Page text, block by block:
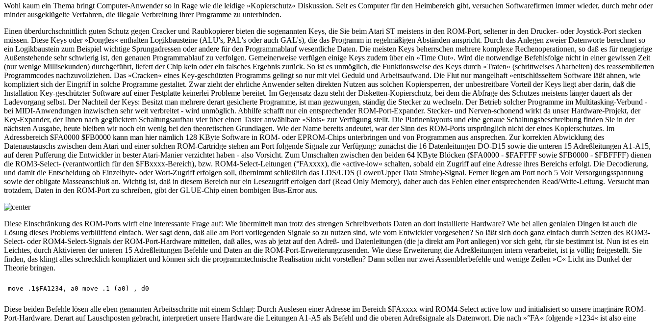
Wohl kaum ein Thema bringt Computer-Anwender so in Rage wie die leidige »Kopierschutz« Diskussion. Seit es Computer für den Heimbereich gibt, versuchen Softwarefirmen immer wieder, durch mehr oder
minder ausgeklügelte Verfahren, die illegale Verbreitung ihrer Programme zu unterbinden.
Einen überdurchschnittlich guten Schutz gegen Cracker und Raubkopierer bieten die sogenannten Keys, die Sie beim Atari ST meistens in den ROM-Port, seltener in den Drucker- oder Joystick-Port stecken
müssen. Diese Keys oder »Dongles« enthalten Logikbausteine (ALU's, PAL's oder auch GAL's), die das Programm in regelmäßigen Abständen anspricht. Durch das Anlegen zweier Datenworte berechnet so
ein Logikbaustein zum Beispiel wichtige Sprungadressen oder andere für den Programmablauf wesentliche Daten. Die meisten Keys beherrschen mehrere komplexe Rechenoperationen, so daß es für neugierige
Außenstehende sehr schwierig ist, den genauen Programmablauf zu verfolgen. Gemeinerweise verfügen einige Keys zudem über ein »Time Out«. Wird die notwendige Befehlsfolge nicht in einer gewissen Zeit
(nur wenige Millisekunden) durchgeführt, liefert der Chip kein oder ein falsches Ergebnis zurück. So ist es unmöglich, die Funktionsweise des Keys durch »Traten« (schrittweises Abarbeiten) des reassemblierten
Programmcodes nachzuvollziehen. Das »Cracken« eines Key-geschützten Programms gelingt so nur mit viel Geduld und Arbeitsaufwand. Die Flut nur mangelhaft »entschlüsseltem Software läßt ahnen, wie
kompliziert sich der Eingriff in solche Programme gestaltet. Zwar zieht der ehrliche Anwender selten direkten Nutzen aus solchen Kopiersperren, der unbestreitbare Vorteil der Keys liegt aber darin, daß die
Installation Key-geschützter Software auf einer Festplatte keinerlei Probleme bereitet. Im Gegensatz dazu steht der Disketten-Kopierschutz, bei dem die Abfrage des Schutzes meistens länger dauert als der
Ladevorgang selbst. Der Nachteil der Keys: Besitzt man mehrere derart gesicherte Programme, ist man gezwungen, ständig die Stecker zu wechseln. Der Betrieb solcher Programme im Multitasking-Verbund -
bei MIDI-Anwendungen inzwischen sehr weit verbreitet - wird unmöglich. Abhilfe schafft nur ein entsprechender ROM-Port-Expander. Stecker- und Nerven-schonend wirkt da unser Hardware-Projekt, der
Key-Expander, der Ihnen nach geglücktem Schaltungsaufbau vier über einen Taster anwählbare »Slots« zur Verfügung stellt. Die Platinenlayouts und eine genaue Schaltungsbeschreibung finden Sie in der
nächsten Ausgabe, heute bleiben wir noch ein wenig bei den theoretischen Grundlagen. Wie der Name bereits andeutet, war der Sinn des ROM-Ports ursprünglich nicht der eines Kopierschutzes. Im
Adressbereich $FA0000 $FB0000 kann man hier nämlich 128 KByte Software in ROM- oder EPROM-Chips unterbringen und von Programmen aus ansprechen. Zur korrekten Abwicklung des
Datenaustauschs zwischen dem Atari und einer solchen ROM-Cartridge stehen am Port folgende Signale zur Verfügung: zunächst die 16 Datenleitungen DO-D15 sowie die unteren 15 Adreßleitungen A1-A15,
auf deren Pufferung die Entwickler in bester Atari-Manier verzichtet haben - also Vorsicht. Zum Umschalten zwischen den beiden 64 KByte Blöcken ($FA0000 - $FAFFFF sowie $FB0000 - $FBFFFF) dienen
die ROM3-Select- (verantwortlich für den $FBxxxx-Bereich), bzw. ROM4-Select-Leitungen (°FAxxxx), die »active-low« schalten, sobald ein Zugriff auf eine Adresse ihres Bereichs erfolgt. Die Decodierung,
und damit die Entscheidung ob Einzelbyte- oder Wort-Zugriff erfolgen soll, übernimmt schließlich das LDS/UDS (Lower/Upper Data Strobe)-Signal. Ferner liegen am Port noch 5 Volt Versorgungsspannung
sowie der obligate Masseanschluß an. Wichtig ist, daß in diesem Bereich nur ein Lesezugriff erfolgen darf (Read Only Memory), daher auch das Fehlen einer entsprechenden Read/Write-Leitung. Versucht man
trotzdem, Daten in den ROM-Port zu schreiben, gibt der GLUE-Chip einen bombigen Bus-Error aus.
Diese Einschränkung des ROM-Ports wirft eine interessante Frage auf: Wie übermittelt man trotz des strengen Schreibverbots Daten an dort installierte Hardware? Wie bei allen genialen Dingen ist auch die
Lösung dieses Problems verblüffend einfach. Wer sagt denn, daß alle am Port vorliegenden Signale so zu nutzen sind, wie vom Entwickler vorgesehen? So läßt sich doch ganz einfach durch Setzen des ROM3-
Select- oder ROM4-Select-Signals der ROM-Port-Hardware mitteilen, daß alles, was ab jetzt auf den Adreß- und Datenleitungen (die ja direkt am Port anliegen) vor sich geht, für sie bestimmt ist. Nun ist es ein
Leichtes, durch Aktivieren der unteren 15 Adreßleitungen Befehle und Daten an die ROM-Port-Erweiterungzusenden. Wie diese Erweiterung die Adreßleitungen intern verarbeitet, ist ja völlig freigestellt. Sie
finden, das klingt alles schrecklich kompliziert und können sich die programmtechnische Realisation nicht vorstellen? Dann sollen nur zwei Assemblerbefehle und wenige Zeilen »C« Licht ins Dunkel der
Theorie bringen.
Diese beiden Befehle lösen alle eben genannten Arbeitsschritte mit einem Schlag: Durch Auslesen einer Adresse im Bereich $FAxxxx wird ROM4-Select active low und initialisiert so unsere imaginäre ROM-
Port-Hardware. Derart auf Lauschposten gebracht, interpretiert unsere Hardware die Leitungen A1-A5 als Befehl und die oberen Adreßsignale als Datenwort. Die nach »°FA« folgende »1234« ist also eine